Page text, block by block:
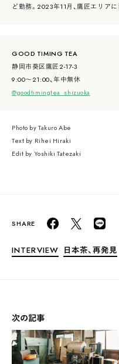
ど勤務。2023年11月、鷹匠エリアに
GOOD TIMING TEA
静岡市葵区鷹匠2-17-3
9:00〜21:00、年中無休
@goodtimingtea_shizuoka
Photo by Takuro Abe
Text by Rihei Hiraki
Edit by Yoshiki Tatezaki
INTERVIEW 日本茶、再発見
次の記事